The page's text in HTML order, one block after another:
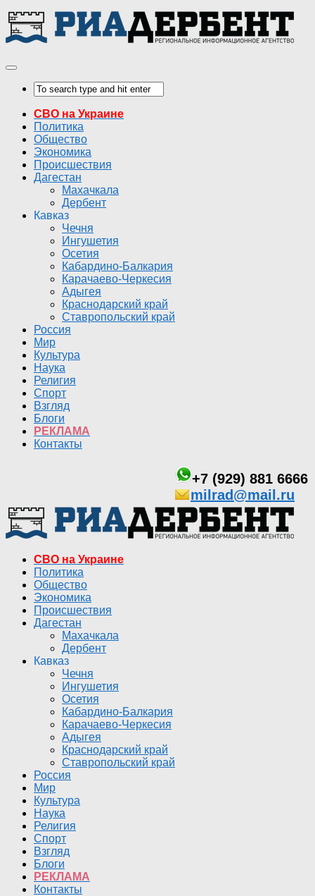
СВО на Украине
Политика
Общество
Экономика
Происшествия
Дагестан
Махачкала
Дербент
Кавказ
Чечня
Ингушетия
Осетия
Кабардино-Балкария
Карачаево-Черкесия
Адыгея
Краснодарский край
Ставропольский край
Россия
Мир
Культура
Наука
Религия
Спорт
Взгляд
Блоги
РЕКЛАМА
Контакты
+7 (929) 881 6666
milrad@mail.ru
СВО на Украине
Политика
Общество
Экономика
Происшествия
Дагестан
Махачкала
Дербент
Кавказ
Чечня
Ингушетия
Осетия
Кабардино-Балкария
Карачаево-Черкесия
Адыгея
Краснодарский край
Ставропольский край
Россия
Мир
Культура
Наука
Религия
Спорт
Взгляд
Блоги
РЕКЛАМА
Контакты